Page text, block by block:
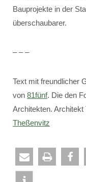
Bauprojekte in der
überschaubarer.
– – –
Text mit freundlicher
von 81fünf. Die den
Architekten. Architekt
Theßenvitz